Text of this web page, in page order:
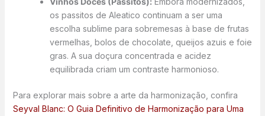
os passitos de Aleatico continuam a ser uma
escolha sublime para sobremesas à base de frutas
vermelhas, bolos de chocolate, queijos azuis e foie
gras. A sua doçura concentrada e acidez
equilibrada criam um contraste harmonioso.
Para explorar mais sobre a arte da harmonização, confira
Seyval Blanc: O Guia Definitivo de Harmonização para Uma